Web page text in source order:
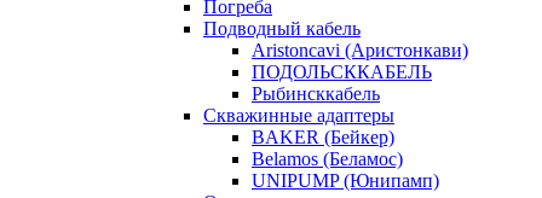
Погреба
Подводный кабель
Aristoncavi (Аристонкави)
ПОДОЛЬСККАБЕЛЬ
Рыбинсккабель
Скважинные адаптеры
BAKER (Бейкер)
Belamos (Беламос)
UNIPUMP (Юнипамп)